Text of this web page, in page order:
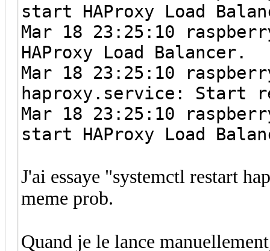
start HAProxy Load
Mar 18 23:25:10
HAProxy Load Balancer.
Mar 18 23:25:10
haproxy.service: Start
Mar 18 23:25:10
start HAProxy Load
J'ai essaye "systemctl restart
meme prob.
Quand je le lance